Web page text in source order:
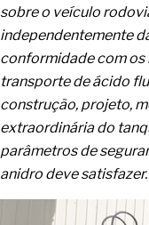
melhora o
O
O
As
A
A IA
sobre o veículo
independentemente
conformidade com os
transporte de ácido
construção, projeto,
extraordinária do
parâmetros de
anidro deve satisfazer.